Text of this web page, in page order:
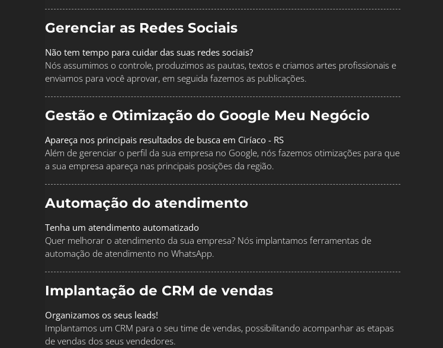
Gerenciar as Redes Sociais
Não tem tempo para cuidar das suas redes sociais?
Nós assumimos o controle, produzimos as pautas, textos e criamos artes profissionais e
enviamos para você aprovar, em seguida fazemos as publicações.
Gestão e Otimização do Google Meu Negócio
Apareça nos principais resultados de busca em Ciríaco - RS
Além de gerenciar o perfil da sua empresa no Google, nós fazemos otimizações para que
a sua empresa apareça nas principais posições da região.
Automação do atendimento
Tenha um atendimento automatizado
Quer melhorar o atendimento da sua empresa? Nós implantamos ferramentas de
automação de atendimento no WhatsApp.
Implantação de CRM de vendas
Organizamos os seus leads!
Implantamos um CRM para o seu time de vendas, possibilitando acompanhar as etapas
de vendas dos seus vendedores.